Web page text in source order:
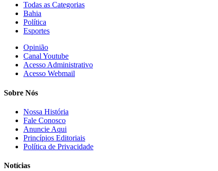
Todas as Categorias
Bahia
Política
Esportes
Opinião
Canal Youtube
Acesso Administrativo
Acesso Webmail
Sobre Nós
Nossa História
Fale Conosco
Anuncie Aqui
Princípios Editoriais
Política de Privacidade
Notícias